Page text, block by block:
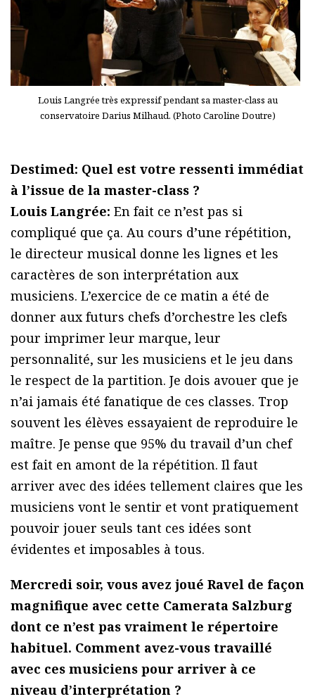
Louis Langrée très expressif pendant sa master-class au
conservatoire Darius Milhaud. (Photo Caroline Doutre)
Destimed: Quel est votre ressenti immédiat
à l’issue de la master-class ?
Louis Langrée: En fait ce n’est pas si
compliqué que ça. Au cours d’une répétition,
le directeur musical donne les lignes et les
caractères de son interprétation aux
musiciens. L’exercice de ce matin a été de
donner aux futurs chefs d’orchestre les clefs
pour imprimer leur marque, leur
personnalité, sur les musiciens et le jeu dans
le respect de la partition. Je dois avouer que je
n’ai jamais été fanatique de ces classes. Trop
souvent les élèves essayaient de reproduire le
maître. Je pense que 95% du travail d’un chef
est fait en amont de la répétition. Il faut
arriver avec des idées tellement claires que les
musiciens vont le sentir et vont pratiquement
pouvoir jouer seuls tant ces idées sont
évidentes et imposables à tous.
Mercredi soir, vous avez joué Ravel de façon
magnifique avec cette Camerata Salzburg
dont ce n’est pas vraiment le répertoire
habituel. Comment avez-vous travaillé
avec ces musiciens pour arriver à ce
niveau d’interprétation ?